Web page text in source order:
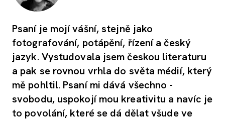
SEX A VZTAHY
PORADNA
Psaní je mojí vášní, stejně jako
fotografování, potápění, řízení a český
jazyk. Vystudovala jsem českou literaturu
a pak se rovnou vrhla do světa médií, který
mě pohltil. Psaní mi dává všechno -
svobodu, uspokojí mou kreativitu a navíc je
to povolání, které se dá dělat všude ve